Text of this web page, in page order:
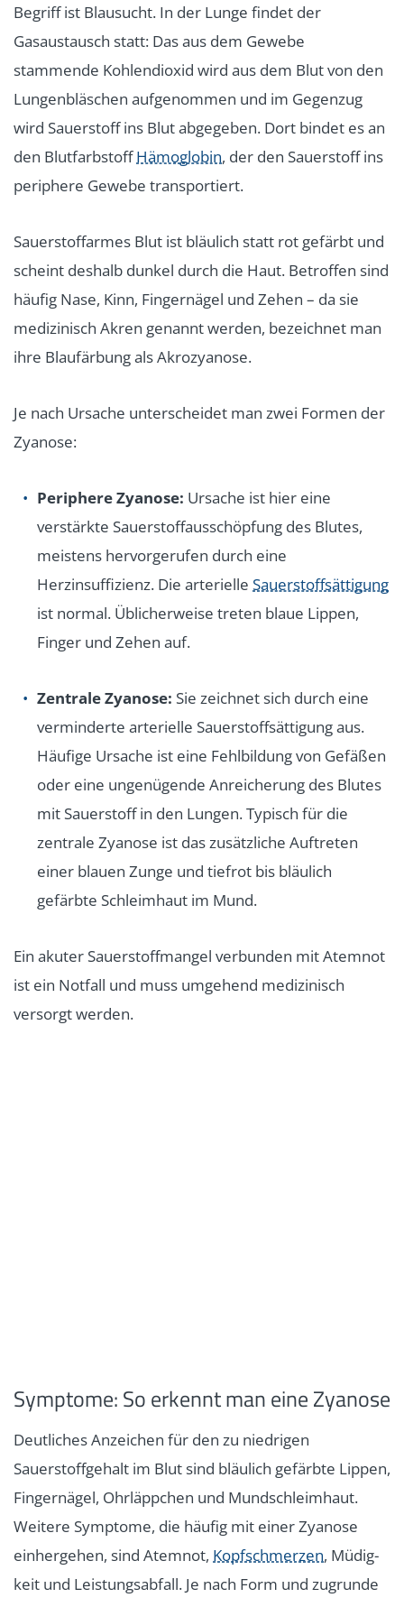
Begriff ist Blausucht. In der Lunge findet der
Gasaustausch statt: Das aus dem Gewebe
stammende Kohlendioxid wird aus dem Blut von den
Lungenbläschen aufgenommen und im Gegenzug
wird Sauerstoff ins Blut abgegeben. Dort bindet es an
den BlutfarbstoffHämoglobin, der den Sauerstoff ins
periphere Gewebe transportiert.
Sauerstoffarmes Blut ist bläulich statt rot gefärbt und
scheint deshalb dunkel durch die Haut. Betroffen sind
häufig Nase, Kinn, Fingernägel und Zehen – da sie
medizinisch Akren genannt werden, bezeichnet man
ihre Blaufärbung als Akrozyanose.
Je nach Ursache unterscheidet man zwei Formen der
Zyanose:
Periphere Zyanose: Ursache ist hier eine
verstärkte Sauerstoffausschöpfung des Blutes,
meistens hervorgerufen durch eine
Herzinsuffizienz. Die arterielle Sauerstoffsättigung
ist normal. Üblicherweise treten blaue Lippen,
Finger und Zehen auf.
Zentrale Zyanose: Sie zeichnet sich durch eine
verminderte arterielle Sauerstoffsättigung aus.
Häufige Ursache ist eine Fehlbildung von Gefäßen
oder eine ungenügende Anreicherung des Blutes
mit Sauerstoff in den Lungen. Typisch für die
zentrale Zyanose ist das zusätzliche Auftreten
einer blauen Zunge und tiefrot bis bläulich
gefärbte Schleimhaut im Mund.
Ein akuter Sauerstoffmangel verbunden mit Atemnot
ist ein Notfall und muss umgehend medizinisch
versorgt werden.
Symptome: So erkennt man eine Zyanose
Deutliches Anzeichen für den zu niedrigen
Sauerstoffgehalt im Blut sind bläulich gefärbte Lippen,
Fingernägel, Ohrläppchen und Mundschleimhaut.
Weitere Symptome, die häufig mit einer Zyanose
einhergehen, sind Atem­not, Kopfschmerzen, Müdig­
keit und Lei­stungs­abfall. Je nach Form und zugrunde